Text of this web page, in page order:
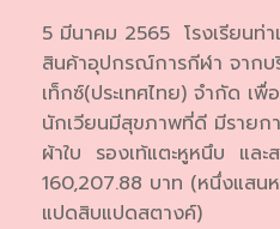
5 มีนาคม 2565 โรงเรียนท่
สินค้าอุปกรณ์การกีฬา จาก
เท็กซ์(ประเทศไทย) จำกัด เพื่
นักเวียนมีสุขภาพที่ดี มีราย
ผ้าใบ รองเท้แตะหูหนึบ แล
160,207.88 บาท (หนึ่งแสน
แปดสิบแปดสตางค์)